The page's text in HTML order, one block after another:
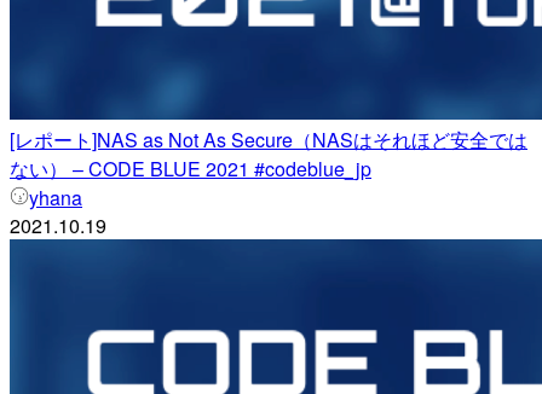
[レポート]NAS as Not As Secure（NASはそれほど安全では
ない） – CODE BLUE 2021 #codeblue_jp
yhana
2021.10.19